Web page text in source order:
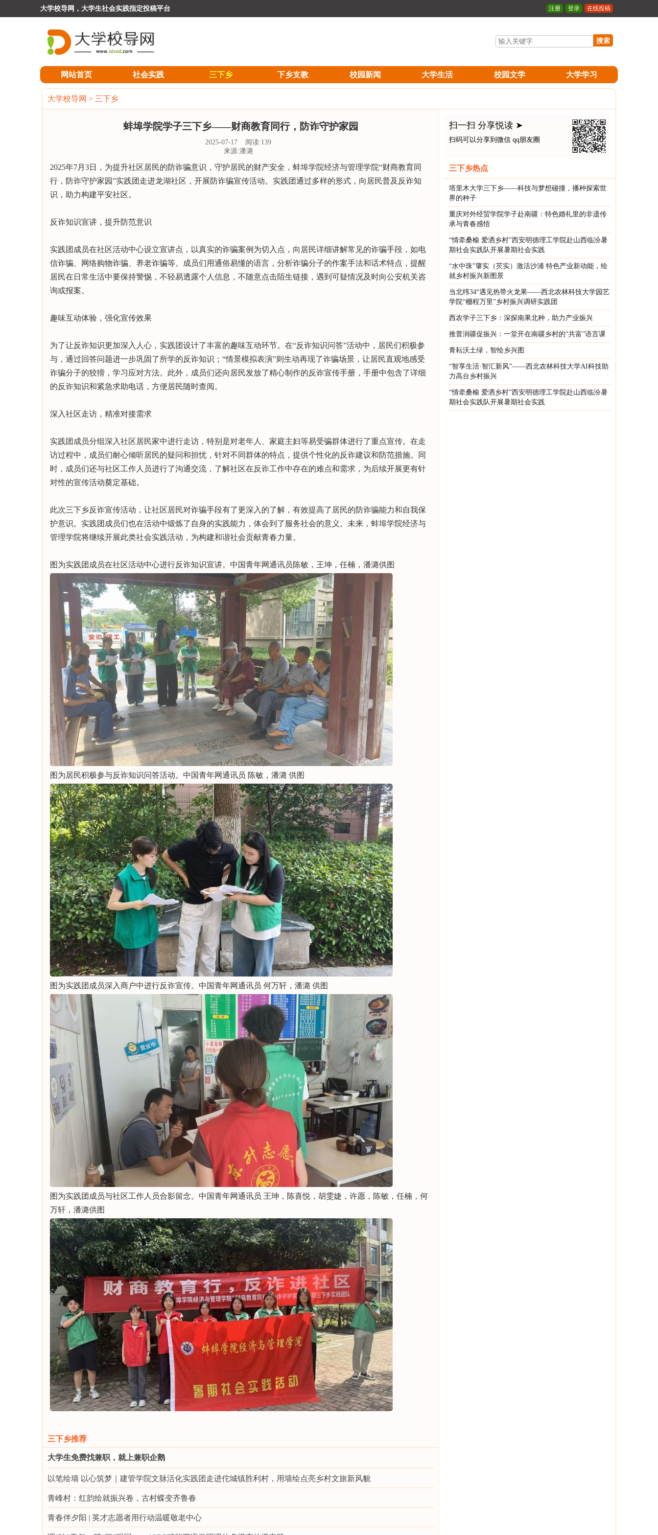
注册 登录 在线投稿
大学校导网，大学生社会实践指定投稿平台
搜索
网站首页 社会实践 三下乡 下乡支教 校园新闻 大学生活 校园文学 大学学习
大学校导网 > 三下乡
蚌埠学院学子三下乡——财商教育同行，防诈守护家园
2025-07-17 阅读:139
来源:潘潞
2025年7月3日，为提升社区居民的防诈骗意识，守护居民的财产安全，蚌埠学院经济与管理学院“财商教育同
行，防诈守护家园”实践团走进龙湖社区，开展防诈骗宣传活动。实践团通过多样的形式，向居民普及反诈知
识，助力构建平安社区。
反诈知识宣讲，提升防范意识
实践团成员在社区活动中心设立宣讲点，以真实的诈骗案例为切入点，向居民详细讲解常见的诈骗手段，如电
信诈骗、网络购物诈骗、养老诈骗等。成员们用通俗易懂的语言，分析诈骗分子的作案手法和话术特点，提醒
居民在日常生活中要保持警惕，不轻易透露个人信息，不随意点击陌生链接，遇到可疑情况及时向公安机关咨
询或报案。
趣味互动体验，强化宣传效果
为了让反诈知识更加深入人心，实践团设计了丰富的趣味互动环节。在“反诈知识问答”活动中，居民们积极参
与，通过回答问题进一步巩固了所学的反诈知识；“情景模拟表演”则生动再现了诈骗场景，让居民直观地感受
诈骗分子的狡猾，学习应对方法。此外，成员们还向居民发放了精心制作的反诈宣传手册，手册中包含了详细
的反诈知识和紧急求助电话，方便居民随时查阅。
深入社区走访，精准对接需求
实践团成员分组深入社区居民家中进行走访，特别是对老年人、家庭主妇等易受骗群体进行了重点宣传。在走
访过程中，成员们耐心倾听居民的疑问和担忧，针对不同群体的特点，提供个性化的反诈建议和防范措施。同
时，成员们还与社区工作人员进行了沟通交流，了解社区在反诈工作中存在的难点和需求，为后续开展更有针
对性的宣传活动奠定基础。
此次三下乡反诈宣传活动，让社区居民对诈骗手段有了更深入的了解，有效提高了居民的防诈骗能力和自我保
护意识。实践团成员们也在活动中锻炼了自身的实践能力，体会到了服务社会的意义。未来，蚌埠学院经济与
管理学院将继续开展此类社会实践活动，为构建和谐社会贡献青春力量。
图为实践团成员在社区活动中心进行反诈知识宣讲。中国青年网通讯员陈敏，王坤，任楠，潘潞供图
图为居民积极参与反诈知识问答活动。中国青年网通讯员 陈敏，潘潞 供图
图为实践团成员深入商户中进行反诈宣传。中国青年网通讯员 何万轩，潘潞 供图
图为实践团成员与社区工作人员合影留念。中国青年网通讯员 王珅，陈喜悦，胡雯婕，许愿，陈敏，任楠，何
万轩，潘潞供图
三下乡推荐
大学生免费找兼职，就上兼职企鹅
以笔绘墙 以心筑梦｜建管学院文脉活化实践团走进佗城镇胜利村，用墙绘点亮乡村文旅新风貌
青峰村：红韵绘就振兴卷，古村蝶变齐鲁春
青春伴夕阳 | 英才志愿者用行动温暖敬老中心
扫一扫 分享悦读 ➤
扫码可以分享到微信 qq朋友圈
三下乡热点
塔里木大学三下乡——科技与梦想碰撞，播种探索世
界的种子
重庆对外经贸学院学子赴南疆：特色婚礼里的非遗传
承与青春感悟
“情牵桑榆 爱洒乡村”西安明德理工学院赴山西临汾暑
期社会实践队开展暑期社会实践
“水中珠”肇实（芡实）激活沙浦 特色产业新动能，绘
就乡村振兴新图景
当北纬34°遇见热带火龙果——西北农林科技大学园艺
学院“棚程万里”乡村振兴调研实践团
西农学子三下乡：深探南果北种，助力产业振兴
推普润疆促振兴：一堂开在南疆乡村的“共富”语言课
青耘沃土绿，智绘乡兴图
“智享生活·智汇新风”——西北农林科技大学AI科技助
力高台乡村振兴
“情牵桑榆 爱洒乡村”西安明德理工学院赴山西临汾暑
期社会实践队开展暑期社会实践